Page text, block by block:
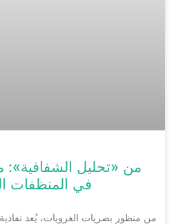
من «تحليل الشفافية»:
في المنظفات
من منظور بصريات الغرويات، يُعد